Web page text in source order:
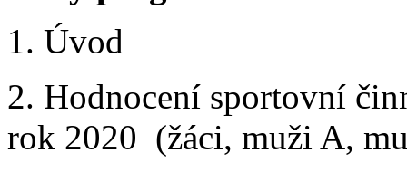
1. Úvod
2. Hodnocení sportovní
rok 2020 (žáci, muži A,